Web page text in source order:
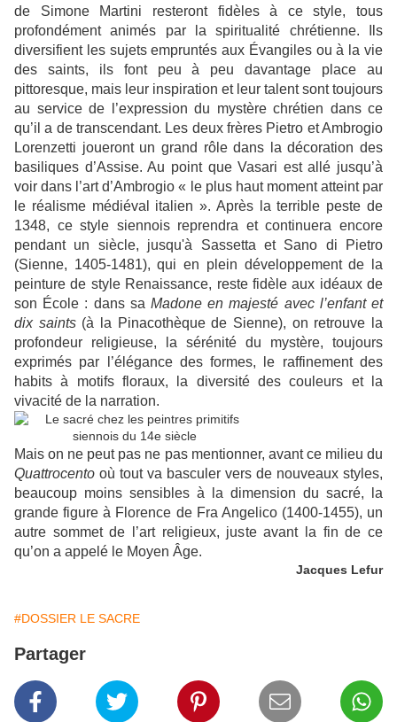
de Simone Martini resteront fidèles à ce style, tous
profondément animés par la spiritualité chrétienne. Ils
diversifient les sujets empruntés aux Évangiles ou à la vie
des saints, ils font peu à peu davantage place au
pittoresque, mais leur inspiration et leur talent sont toujours
au service de l’expression du mystère chrétien dans ce
qu’il a de transcendant. Les deux frères Pietro et Ambrogio
Lorenzetti joueront un grand rôle dans la décoration des
basiliques d’Assise. Au point que Vasari est allé jusqu’à
voir dans l’art d’Ambrogio « le plus haut moment atteint par
le réalisme médiéval italien ». Après la terrible peste de
1348, ce style siennois reprendra et continuera encore
pendant un siècle, jusqu'à Sassetta et Sano di Pietro
(Sienne, 1405-1481), qui en plein développement de la
peinture de style Renaissance, reste fidèle aux idéaux de
son École : dans sa Madone en majesté avec l’enfant et
dix saints (à la Pinacothèque de Sienne), on retrouve la
profondeur religieuse, la sérénité du mystère, toujours
exprimés par l’élégance des formes, le raffinement des
habits à motifs floraux, la diversité des couleurs et la
vivacité de la narration.
Mais on ne peut pas ne pas mentionner, avant ce milieu du
Quattrocento où tout va basculer vers de nouveaux styles,
beaucoup moins sensibles à la dimension du sacré, la
grande figure à Florence de Fra Angelico (1400-1455), un
autre sommet de l’art religieux, juste avant la fin de ce
qu’on a appelé le Moyen Âge.
Jacques Lefur
#DOSSIER LE SACRE
Partager